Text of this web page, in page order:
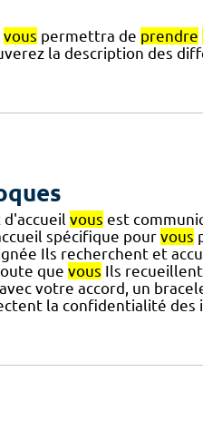
vous permettra de prendre
la description des
d'accueil vous est
spécifique pour vous
Ils recherchent et
que vous Ils
votre accord, un
la confidentialité des